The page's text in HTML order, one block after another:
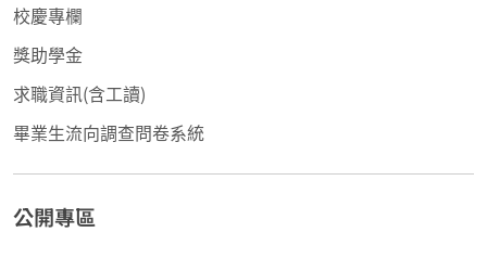
校慶專欄
獎助學金
求職資訊(含工讀)
畢業生流向調查問卷系統
公開專區